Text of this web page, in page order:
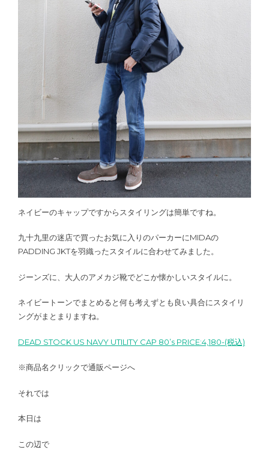
ネイビーのキャップですからスタイリングは簡単ですね。
九十九里の迷店で買ったお気に入りのパーカーにMIDAの
PADDING JKTを羽織ったスタイルに合わせてみました。
ジーンズに、大人のアメカジ靴でどこか懐かしいスタイルに。
ネイビートーンでまとめると何も考えずとも良い具合にスタイリ
ングがまとまりますね。
DEAD STOCK US NAVY UTILITY CAP 80’s PRICE:4,180-(税込)
※商品名クリックで通販ページへ
それでは
本日は
この辺で